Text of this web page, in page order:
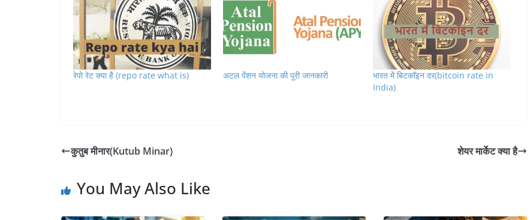
रेपो रेट क्या है (repo rate what is) अटल पेंशन योजना की पूरी जानकारी
भारत में बिटकॉइन दर(bitcoin rate in
India)
कुतुब मीनार(Kutub Minar) शेयर मार्केट क्या है
You May Also Like